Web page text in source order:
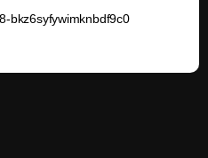
bkz6syfywimknbdf9c0